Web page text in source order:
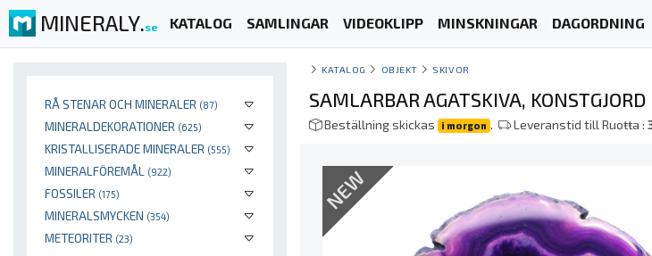
MINERALY.se KATALOG SAMLINGAR VIDEOKLIPP MINSKNINGAR DAGORDNING
RÅ STENAR OCH MINERALER (87)
MINERALDEKORATIONER (625)
KRISTALLISERADE MINERALER (555)
MINERALFÖREMÅL (922)
FOSSILER (175)
MINERALSMYCKEN (354)
METEORITER (23)
KATALOG OBJEKT SKIVOR
SAMLARBAR AGATSKIVA,
Beställning skickas i morgon . Leveranstid till Ruoŧŧa :
NEW